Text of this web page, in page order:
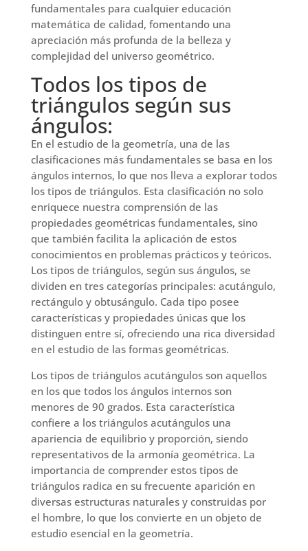
fundamentales para cualquier educación
matemática de calidad, fomentando una
apreciación más profunda de la belleza y
complejidad del universo geométrico.
Todos los tipos de
triángulos según sus
ángulos:
En el estudio de la geometría, una de las
clasificaciones más fundamentales se basa en los
ángulos internos, lo que nos lleva a explorar todos
los tipos de triángulos. Esta clasificación no solo
enriquece nuestra comprensión de las
propiedades geométricas fundamentales, sino
que también facilita la aplicación de estos
conocimientos en problemas prácticos y teóricos.
Los tipos de triángulos, según sus ángulos, se
dividen en tres categorías principales: acutángulo,
rectángulo y obtusángulo. Cada tipo posee
características y propiedades únicas que los
distinguen entre sí, ofreciendo una rica diversidad
en el estudio de las formas geométricas.
Los tipos de triángulos acutángulos son aquellos
en los que todos los ángulos internos son
menores de 90 grados. Esta característica
confiere a los triángulos acutángulos una
apariencia de equilibrio y proporción, siendo
representativos de la armonía geométrica. La
importancia de comprender estos tipos de
triángulos radica en su frecuente aparición en
diversas estructuras naturales y construidas por
el hombre, lo que los convierte en un objeto de
estudio esencial en la geometría.